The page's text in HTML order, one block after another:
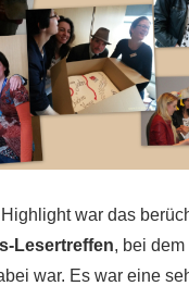
war das
Lesertreffen, bei
war. Es war eine